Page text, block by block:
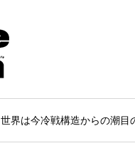
世界は今冷戦構造からの潮目